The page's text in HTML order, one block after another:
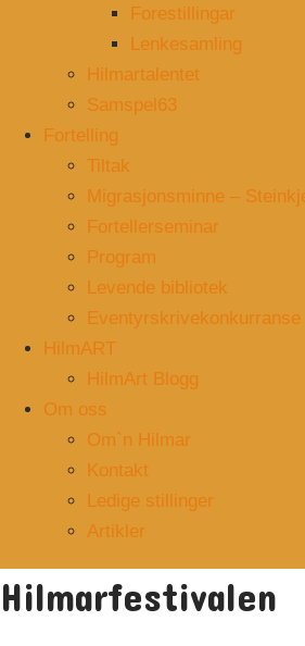
Forestillingar
Lenkesamling
Hilmartalentet
Samspel63
Fortelling
Tiltak
Migrasjonsminne –
Fortellerseminar
Program
Levende bibliotek
Eventyrskrivekonkurranse
HilmART
HilmArt Blogg
Om oss
Om`n Hilmar
Kontakt
Ledige stillinger
Artikler
Hilmarfestivalen